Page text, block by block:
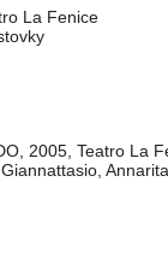
La Fenice
2005, Teatro La